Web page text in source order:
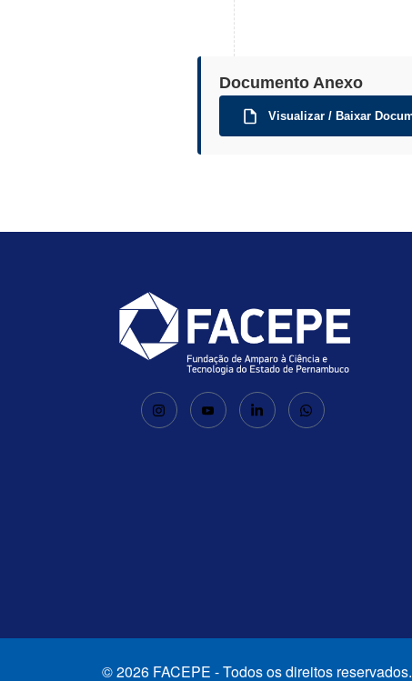
Documento Anexo
Visualizar / Baixar
© 2026 FACEPE - Todos os direitos reservados.